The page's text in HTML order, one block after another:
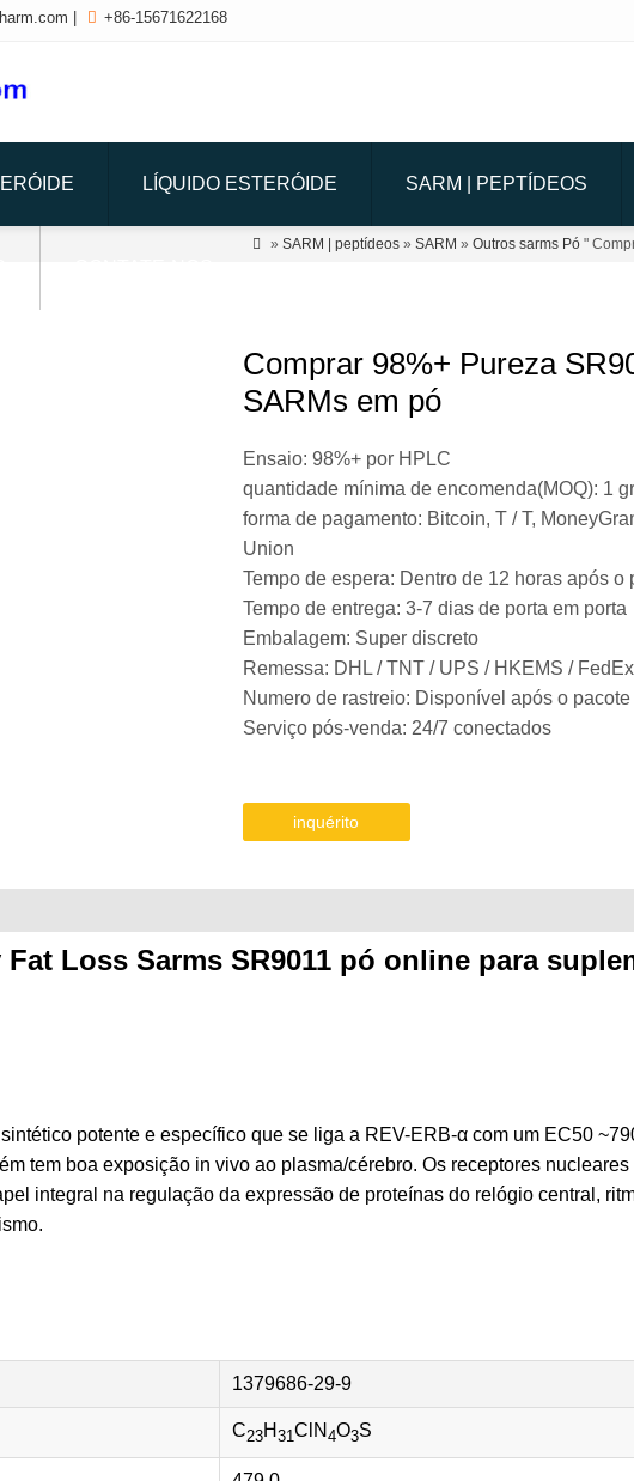
 +86-15671622168
LÍQUIDO ESTERÓIDE SARM | PEPTÍDEOS
 » SARM | peptídeos» SARM » Outros sarms Pó"
Comprar 98%+ Pureza
SARMs em pó
Ensaio: 98%+ por HPLC
quantidade mínima de encomenda(MOQ): 1
forma de pagamento: Bitcoin, T / T,
Union
Tempo de espera: Dentro de 12 horas após o
Tempo de entrega: 3-7 dias de porta em porta
Embalagem: Super discreto
Remessa: DHL / TNT / UPS / HKEMS /
Numero de rastreio: Disponível após o pacote
Serviço pós-venda: 24/7 conectados
inquérito
Loss Sarms SR9011 pó online para
potente e específico que se liga a REV-ERB-α com um EC50
tem boa exposição in vivo ao plasma/cérebro. Os receptores
integral na regulação da expressão de proteínas do relógio central,
1379686-29-9
C23H 31ClN 4O3S